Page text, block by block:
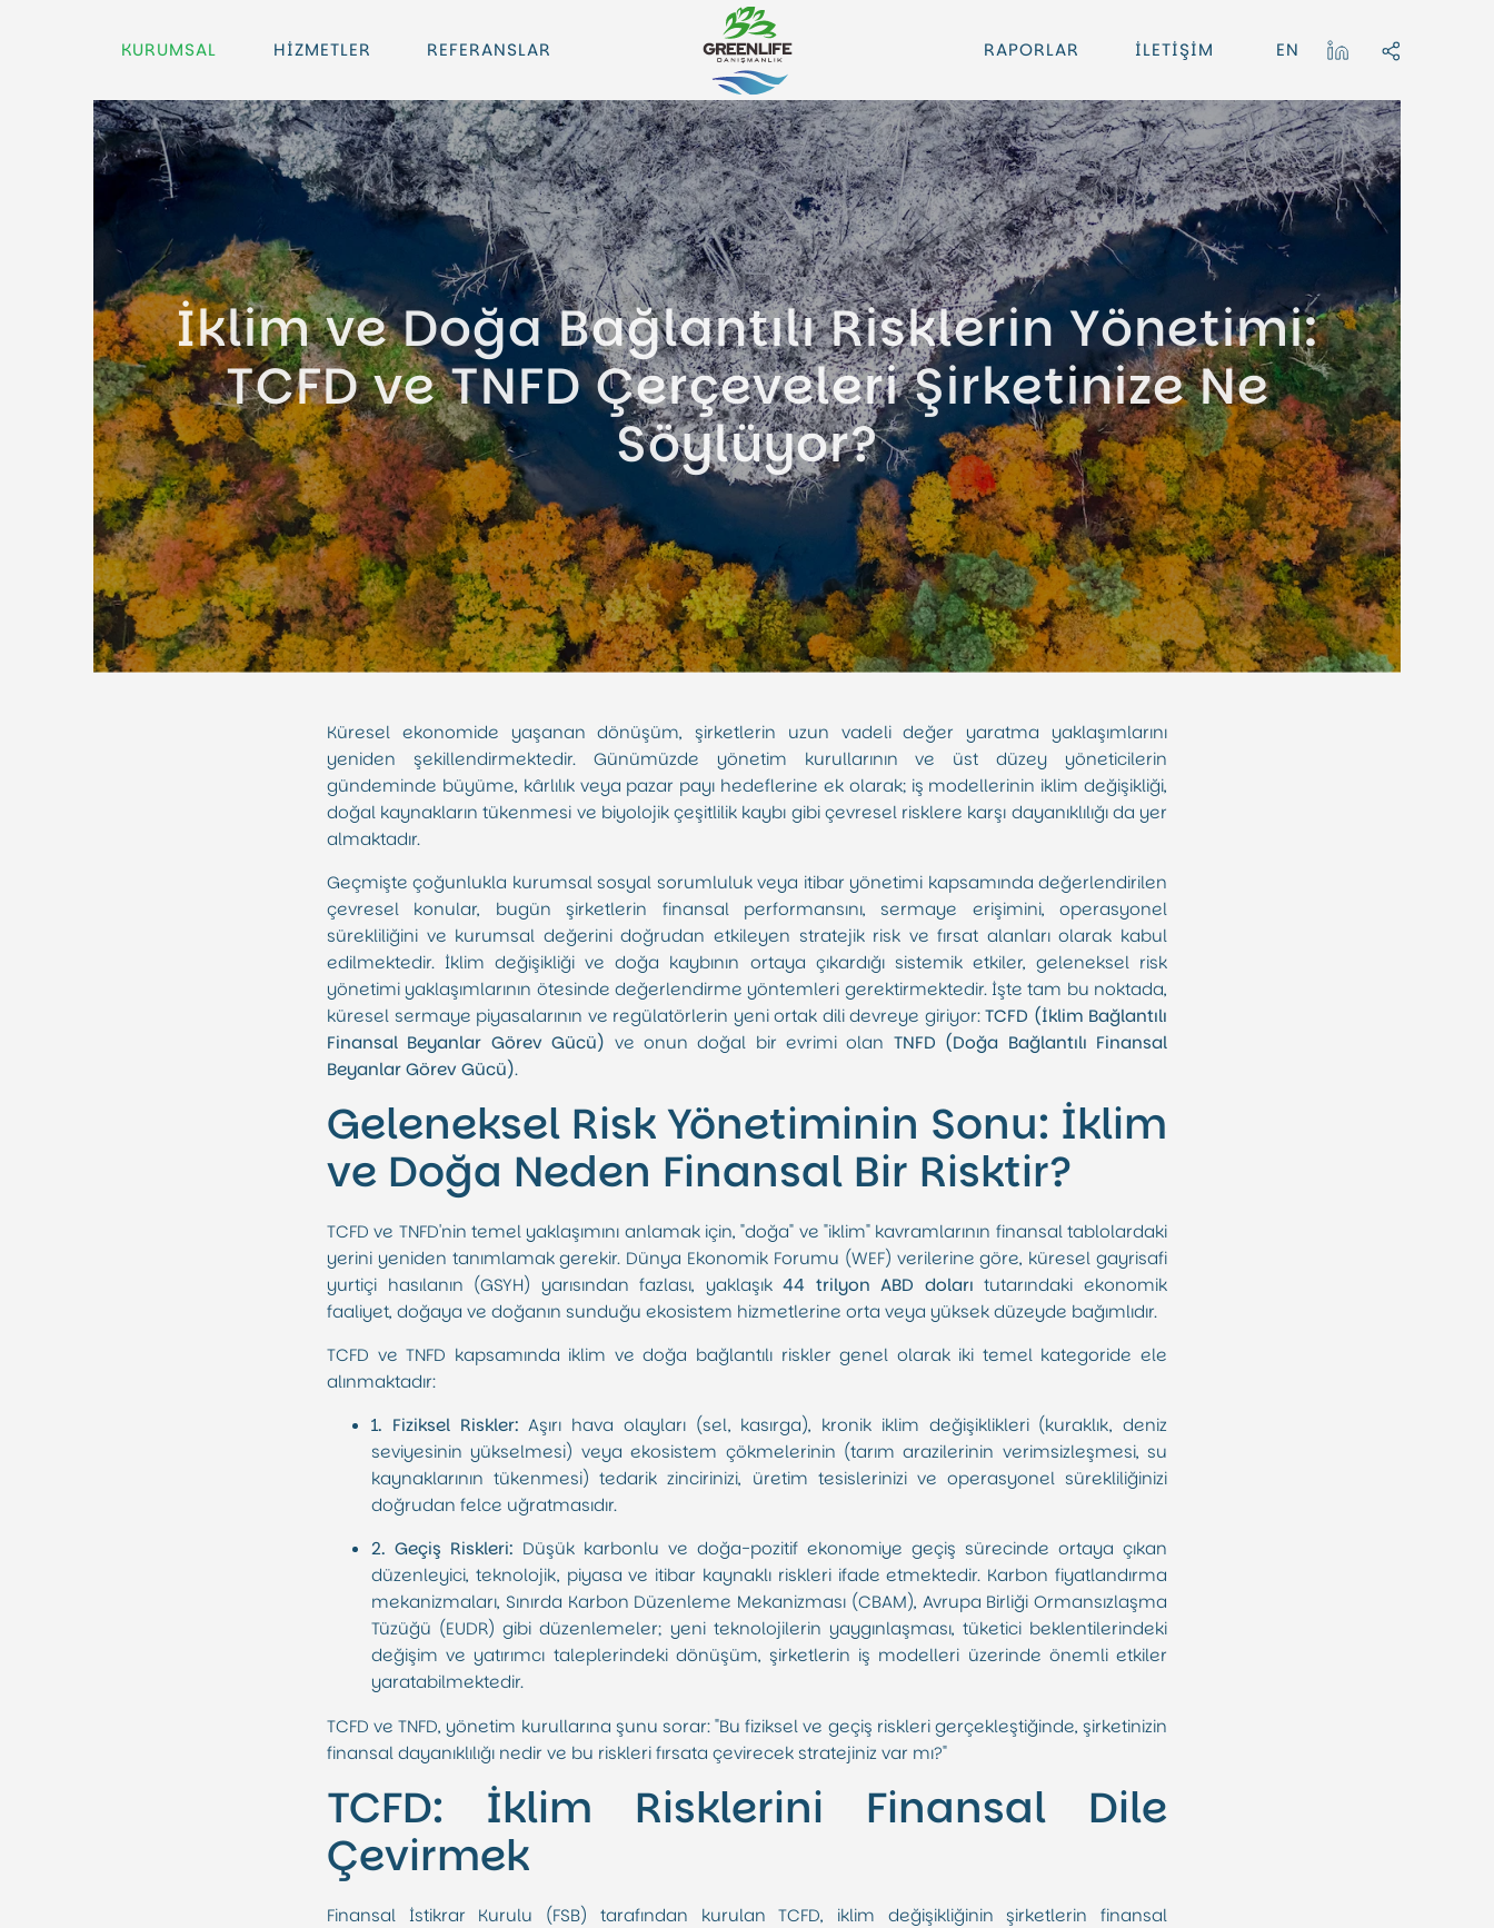
KURUMSAL HİZMETLER REFERANSLAR RAPORLAR İLETİŞİM EN
İklim ve Doğa Bağlantılı Risklerin Yönetimi:
TCFD ve TNFD Çerçeveleri Şirketinize Ne
Söylüyor?
Küresel ekonomide yaşanan dönüşüm, şirketlerin uzun vadeli değer yaratma yaklaşımlarını
yeniden şekillendirmektedir. Günümüzde yönetim kurullarının ve üst düzey yöneticilerin
gündeminde büyüme, kârlılık veya pazar payı hedeflerine ek olarak; iş modellerinin iklim değişikliği,
doğal kaynakların tükenmesi ve biyolojik çeşitlilik kaybı gibi çevresel risklere karşı dayanıklılığı da yer
almaktadır.
Geçmişte çoğunlukla kurumsal sosyal sorumluluk veya itibar yönetimi kapsamında değerlendirilen
çevresel konular, bugün şirketlerin finansal performansını, sermaye erişimini, operasyonel
sürekliliğini ve kurumsal değerini doğrudan etkileyen stratejik risk ve fırsat alanları olarak kabul
edilmektedir. İklim değişikliği ve doğa kaybının ortaya çıkardığı sistemik etkiler, geleneksel risk
yönetimi yaklaşımlarının ötesinde değerlendirme yöntemleri gerektirmektedir. İşte tam bu noktada,
küresel sermaye piyasalarının ve regülatörlerin yeni ortak dili devreye giriyor:TCFD (İklim Bağlantılı
Finansal Beyanlar Görev Gücü) ve onun doğal bir evrimi olan TNFD (Doğa Bağlantılı Finansal
Beyanlar Görev Gücü).
Geleneksel Risk Yönetiminin Sonu: İklim
ve Doğa Neden Finansal Bir Risktir?
TCFD ve TNFD'nin temel yaklaşımını anlamak için, "doğa" ve "iklim" kavramlarının finansal tablolardaki
yerini yeniden tanımlamak gerekir. Dünya Ekonomik Forumu (WEF) verilerine göre, küresel gayrisafi
yurtiçi hasılanın (GSYH) yarısından fazlası, yaklaşık44 trilyon ABD doları tutarındaki ekonomik
faaliyet, doğaya ve doğanın sunduğu ekosistem hizmetlerine orta veya yüksek düzeyde bağımlıdır.
TCFD ve TNFD kapsamında iklim ve doğa bağlantılı riskler genel olarak iki temel kategoride ele
alınmaktadır:
1. Fiziksel Riskler: Aşırı hava olayları (sel, kasırga), kronik iklim değişiklikleri (kuraklık, deniz
seviyesinin yükselmesi) veya ekosistem çökmelerinin (tarım arazilerinin verimsizleşmesi, su
kaynaklarının tükenmesi) tedarik zincirinizi, üretim tesislerinizi ve operasyonel sürekliliğinizi
doğrudan felce uğratmasıdır.
2. Geçiş Riskleri: Düşük karbonlu ve doğa-pozitif ekonomiye geçiş sürecinde ortaya çıkan
düzenleyici, teknolojik, piyasa ve itibar kaynaklı riskleri ifade etmektedir. Karbon fiyatlandırma
mekanizmaları, Sınırda Karbon Düzenleme Mekanizması (CBAM), Avrupa Birliği Ormansızlaşma
Tüzüğü (EUDR) gibi düzenlemeler; yeni teknolojilerin yaygınlaşması, tüketici beklentilerindeki
değişim ve yatırımcı taleplerindeki dönüşüm, şirketlerin iş modelleri üzerinde önemli etkiler
yaratabilmektedir.
TCFD ve TNFD, yönetim kurullarına şunu sorar: "Bu fiziksel ve geçiş riskleri gerçekleştiğinde, şirketinizin
finansal dayanıklılığı nedir ve bu riskleri fırsata çevirecek stratejiniz var mı?"
TCFD: İklim Risklerini Finansal Dile
Çevirmek
Finansal İstikrar Kurulu (FSB) tarafından kurulan TCFD, iklim değişikliğinin şirketlerin finansal